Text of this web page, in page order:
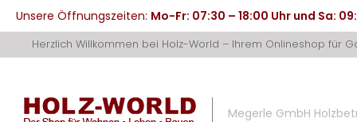
Unsere Öffnungszeiten: Mo-Fr: 07:30 – 18:00 Uhr und Sa:
zum
Herzlich Willkommen bei Holz-World – Ihrem Onlineshop für
Megerle GmbH